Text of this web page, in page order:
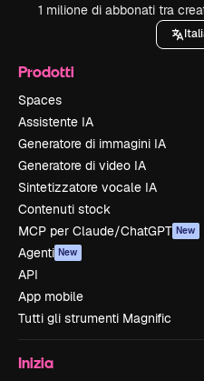
1 milione di abbonati tra
Prodotti
Spaces
Assistente IA
Generatore di immagini IA
Generatore di video IA
Sintetizzatore vocale IA
Contenuti stock
MCP per Claude/ChatGPT New
Agenti New
API
App mobile
Tutti gli strumenti Magnific
Inizia